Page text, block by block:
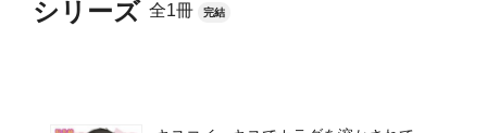
シリーズ 全1冊 完結